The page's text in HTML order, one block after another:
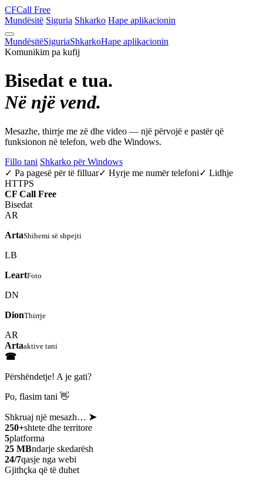
CFCall Free
Mundësitë Siguria Shkarko Hape aplikacionin
MundësitëSiguriaShkarkoHape aplikacionin
Komunikim pa kufij
Bisedat e tua.
Në një vend.
Mesazhe, thirrje me zë dhe video — një përvojë e pastër që
funksionon në telefon, web dhe Windows.
Fillo tani Shkarko për Windows
✓ Pa pagesë për të filluar✓ Hyrje me numër telefoni✓ Lidhje
HTTPS
CF Call Free
Bisedat
AR
ArtaShihemi së shpejti
LB
LeartFoto
DN
DionThirrje
AR
Artaaktive tani
☎
Përshëndetje! A je gati?
Po, flasim tani 👋
Shkruaj një mesazh… ➤
250+shtete dhe territore
5platforma
25 MBndarje skedarësh
24/7qasje nga webi
Gjithçka që të duhet